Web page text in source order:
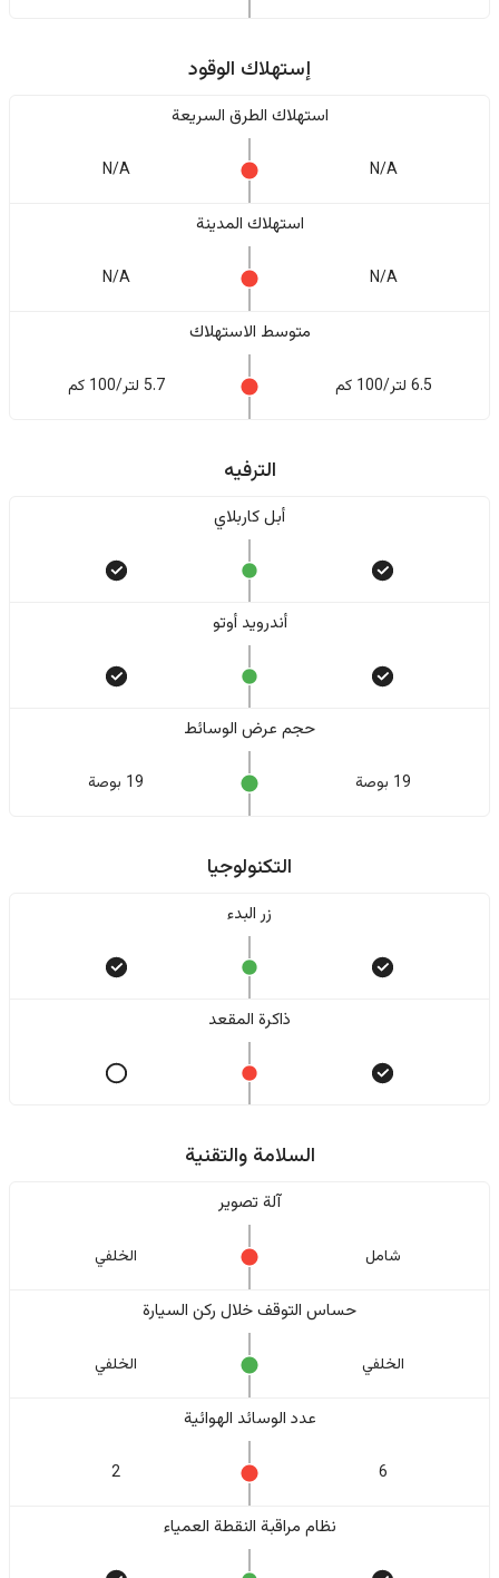
إستهلاك الوقود
استهلاك الطرق السريعة
N/A
N/A
استهلاك المدينة
N/A
N/A
متوسط الاستهلاك
6.5 لتر/100 كم 5.7 لتر/100 كم
الترفيه
أبل كاربلاي
أندرويد أوتو
حجم عرض الوسائط
19 بوصة 19 بوصة
التكنولوجيا
زر البدء
ذاكرة المقعد
السلامة والتقنية
آلة تصوير
شامل الخلفي
حساس التوقف خلال ركن السيارة
الخلفي الخلفي
عدد الوسائد الهوائية
6
2
نظام مراقبة النقطة العمياء